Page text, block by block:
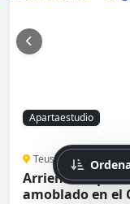
Apartaestudio
Teusaquillo, Bogotá
Arrienda
amoblado en el